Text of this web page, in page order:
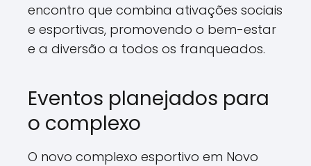
encontro que combina ativações sociais
e esportivas, promovendo o bem-estar
e a diversão a todos os franqueados.
Eventos planejados para
o complexo
O novo complexo esportivo em Novo